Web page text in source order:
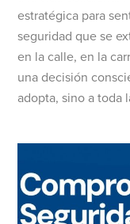
estratégica para
seguridad que se
en la calle, en la
una decisión
adopta, sino a toda